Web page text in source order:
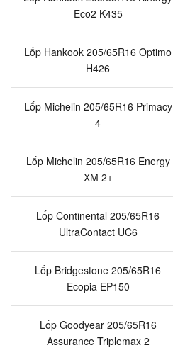
Eco2 K435
Lốp Hankook 205/65R16 Optimo
H426
Lốp Michelin 205/65R16 Primacy
4
Lốp Michelin 205/65R16 Energy
XM 2+
Lốp Continental 205/65R16
UltraContact UC6
Lốp Bridgestone 205/65R16
Ecopia EP150
Lốp Goodyear 205/65R16
Assurance Triplemax 2